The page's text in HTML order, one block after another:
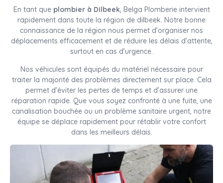
En tant que plombier à Dilbeek, Belga Plomberie intervient
rapidement dans toute la région de dilbeek. Notre bonne
connaissance de la région nous permet d’organiser nos
déplacements efficacement et de réduire les délais d’attente,
surtout en cas d’urgence.
Nos véhicules sont équipés du matériel nécessaire pour
traiter la majorité des problèmes directement sur place. Cela
permet d’éviter les pertes de temps et d’assurer une
réparation rapide. Que vous soyez confronté à une fuite, une
canalisation bouchée ou un problème sanitaire urgent, notre
équipe se déplace rapidement pour rétablir votre confort
dans les meilleurs délais.